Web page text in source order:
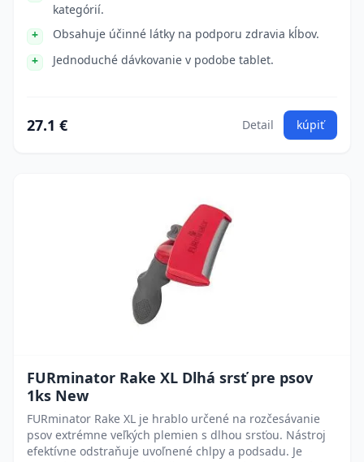
kategórií.
Obsahuje účinné látky na podporu zdravia kĺbov.
Jednoduché dávkovanie v podobe tablet.
27.1 € Detail kúpiť
FURminator Rake XL Dlhá srsť pre psov
1ks New
FURminator Rake XL je hrablo určené na rozčesávanie
psov extrémne veľkých plemien s dlhou srsťou. Nástroj
efektívne odstraňuje uvoľnené chlpy a podsadu. Je